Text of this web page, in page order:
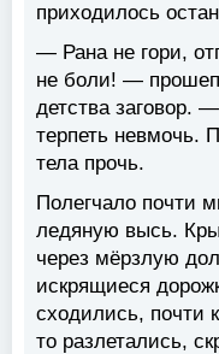
приходилось
— Рана не гори,
не боли! —
детства заговор.
терпеть невмочь.
тела прочь.
Полегчало почти
ледяную высь.
через мёрзлую
искрящиеся
сходились, почти
то разлетались,